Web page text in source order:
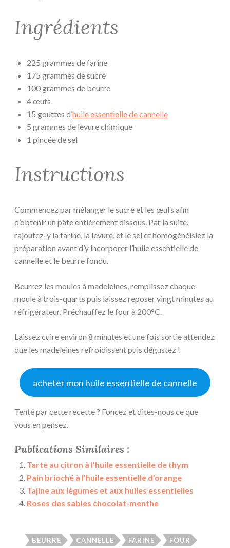
Ingrédients
225 grammes de farine
175 grammes de sucre
100 grammes de beurre
4 œufs
15 gouttes d’huile essentielle de cannelle
5 grammes de levure chimique
1 pincée de sel
Instructions
Commencez par mélanger le sucre et les œufs afin
d’obtenir un pâte entièrement dissous. Par la suite,
rajoutez-y la farine, la levure, et le sel et homogénéisiez la
préparation avant d’y incorporer l’huile essentielle de
cannelle et le beurre fondu.
Beurrez les moules à madeleines, remplissez chaque
moule à trois-quarts puis laissez reposer vingt minutes au
réfrigérateur. Préchauffez le four à 200°C.
Laissez cuire environ 8 minutes et une fois sortie attendez
que les madeleines refroidissent puis dégustez !
acheter mon huile essentielle de cannelle
Tenté par cette recette ? Foncez et dites-nous ce que
vous en pensez.
Publications Similaires :
Tarte au citron à l’huile essentielle de thym
Pain brioché à l’huile essentielle d’orange
Tajine aux légumes et aux huiles essentielles
Roses des sables chocolat-menthe
BEURRE CANNELLE FARINE FOUR